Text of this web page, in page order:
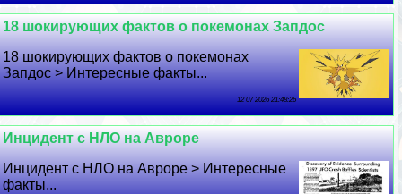
18 шокирующих фактов о покемонах Запдос
18 шокирующих фактов о покемонах
Запдос > Интересные факты...
12 07 2026 21:48:26
Инцидент с НЛО на Авроре
Инцидент с НЛО на Авроре > Интересные
факты...